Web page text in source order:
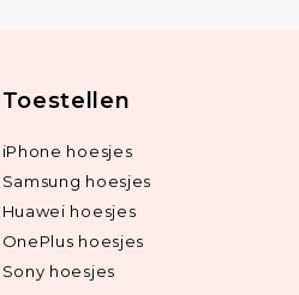
Toestellen
iPhone hoesjes
Samsung hoesjes
Huawei hoesjes
OnePlus hoesjes
Sony hoesjes